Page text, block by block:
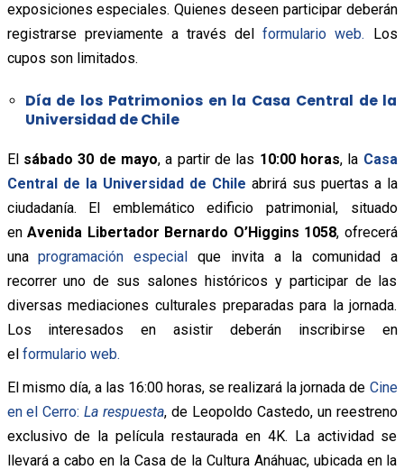
exposiciones especiales. Quienes deseen participar deberán
registrarse previamente a través delformulario web. Los
cupos son limitados.
Día de los Patrimonios en la Casa Central de la
Universidad de Chile
El sábado 30 de mayo, a partir de las 10:00 horas, la Casa
Central de la Universidad de Chile abrirá sus puertas a la
ciudadanía. El emblemático edificio patrimonial, situado
en Avenida Libertador Bernardo O’Higgins 1058, ofrecerá
unaprogramación especial
que invita a la comunidad a
recorrer uno de sus salones históricos y participar de las
diversas mediaciones culturales preparadas para la jornada.
Los interesados en asistir deberán inscribirse en
el formulario web.
El mismo día, a las 16:00 horas, se realizará la jornada de Cine
en el Cerro:La respuesta, de Leopoldo Castedo, un reestreno
exclusivo de la película restaurada en 4K. La actividad se
llevará a cabo en la Casa de la Cultura Anáhuac, ubicada en la